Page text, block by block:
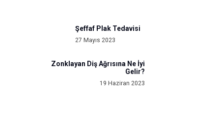
Previous
post:
Şeffaf Plak Tedavisi
27 Mayıs 2023
Zonklayan Diş Ağrısına Ne İyi
Gelir?
19 Haziran 2023